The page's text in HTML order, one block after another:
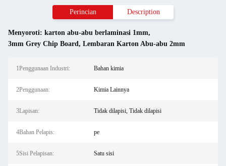
Perincian Description
Menyoroti: karton abu-abu berlaminasi 1mm,
3mm Grey Chip Board, Lembaran Karton Abu-abu 2mm
1Penggunaan Industri: Bahan kimia
2Penggunaan: Kimia Lainnya
3Lapisan: Tidak dilapisi, Tidak dilapisi
4Bahan Pelapis: pe
5Sisi Pelapisan: Satu sisi